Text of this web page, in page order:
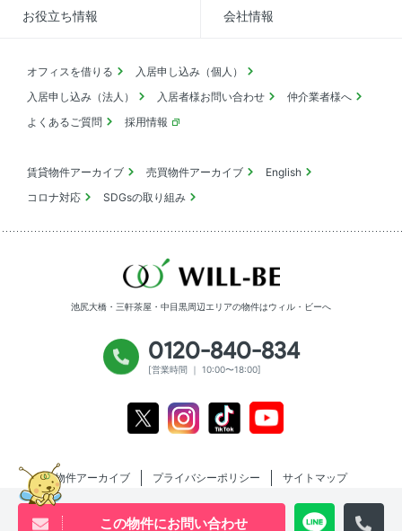
この物件にお問い合わせ
お役立ち情報 会社情報
オフィスを借りる
入居申し込み（個人）
入居申し込み（法人）
入居者様お問い合わせ
仲介業者様へ
よくあるご質問
採用情報
賃貸物件アーカイブ 売買物件アーカイブ
English
コロナ対応
SDGsの取り組み
池尻大橋・三軒茶屋・中目黒周辺エリアの物件はウィル・ビーへ
0120-840-834
[営業時間 ｜ 10:00〜18:00]
InstagramTiktok
物件アーカイブ プライバシーポリシー サイトマップ